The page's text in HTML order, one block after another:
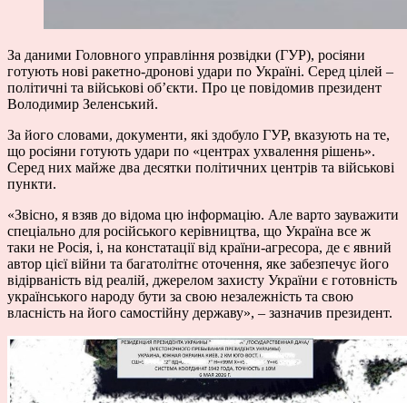
За даними Головного управління розвідки (ГУР), росіяни
готують нові ракетно-дронові удари по Україні. Серед цілей –
політичні та військові об’єкти. Про це повідомив президент
Володимир Зеленський.
За його словами, документи, які здобуло ГУР, вказують на те,
що росіяни готують удари по «центрах ухвалення рішень».
Серед них майже два десятки політичних центрів та військові
пункти.
«Звісно, ​​я взяв до відома цю інформацію. Але варто зауважити
спеціально для російського керівництва, що Україна все ж
таки не Росія, і, на констатації від країни-агресора, де є явний
автор цієї війни та багатолітнє оточення, яке забезпечує його
відірваність від реалій, джерелом захисту України є готовність
українського народу бути за свою незалежність та свою
власність на його самостійну державу», – зазначив президент.